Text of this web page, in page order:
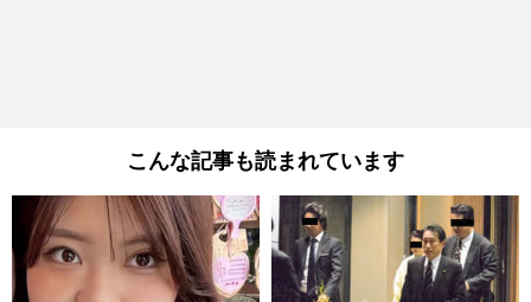
こんな記事も読まれています